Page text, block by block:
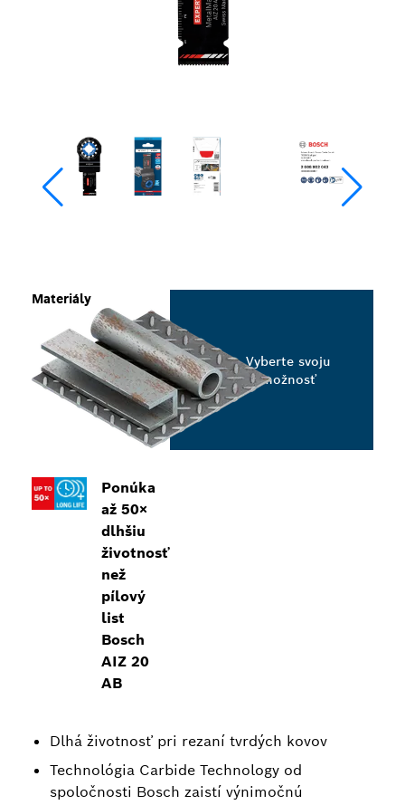
Ponúka
až 50×
dlhšiu
životnosť
než
pílový
list
Bosch
AIZ 20
AB
Dlhá životnosť pri rezaní tvrdých kovov
Technológia Carbide Technology od
spoločnosti Bosch zaistí výnimočnú
Materiály
Vyberte svoju
možnosť